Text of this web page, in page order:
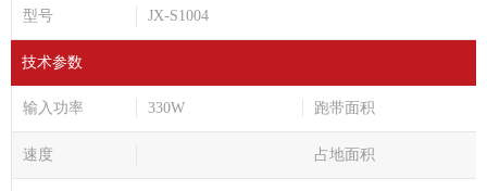
型号 JX-S1004
技术参数
输入功率 330W 跑带面积
速度 占地面积